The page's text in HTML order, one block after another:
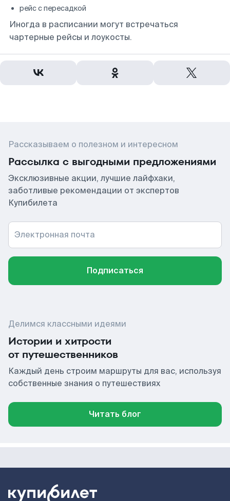
рейс с пересадкой
Иногда в расписании могут встречаться
чартерные рейсы и лоукосты.
Рассказываем о полезном и интересном
Рассылка с выгодными предложениями
Эксклюзивные акции, лучшие лайфхаки,
заботливые рекомендации от экспертов
Купибилета
Электронная почта
Подписаться
Делимся классными идеями
Истории и хитрости
от путешественников
Каждый день строим маршруты для вас, используя
собственные знания о путешествиях
Читать блог